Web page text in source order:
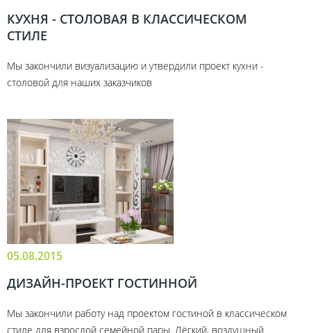
КУХНЯ - СТОЛОВАЯ В КЛАССИЧЕСКОМ
СТИЛЕ
Мы закончили визуализацию и утвердили проект кухни -
столовой для наших заказчиков
05.08.2015
ДИЗАЙН-ПРОЕКТ ГОСТИННОЙ
Мы закончили работу над проектом гостиной в классическом
стиле для взрослой семейной пары. Лёгкий, воздушный